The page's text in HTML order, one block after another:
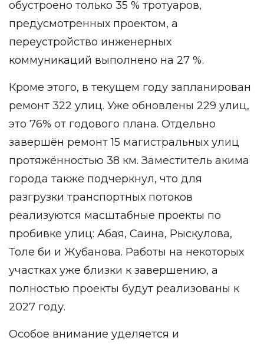
обустроено только 35 % тротуаров,
предусмотренных проектом, а
переустройство инженерных
коммуникаций выполнено на 27 %.
Кроме этого, в текущем году запланирован
ремонт 322 улиц. Уже обновлены 229 улиц,
это 76% от годового плана. Отдельно
завершён ремонт 15 магистральных улиц
протяжённостью 38 км. Заместитель акима
города также подчеркнул, что для
разгрузки транспортных потоков
реализуются масштабные проекты по
пробивке улиц: Абая, Саина, Рыскулова,
Толе би и Жубанова. Работы на некоторых
участках уже близки к завершению, а
полностью проекты будут реализованы к
2027 году.
Особое внимание уделяется и